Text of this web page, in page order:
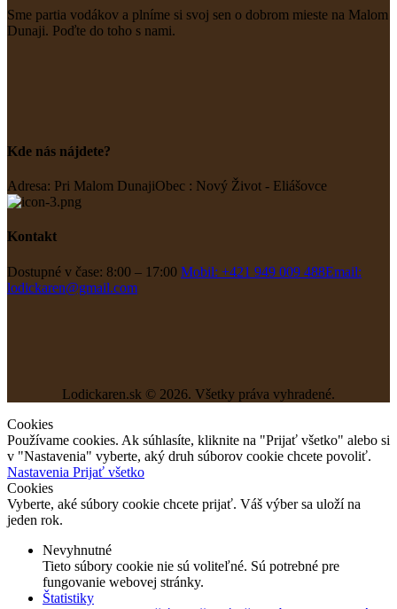
Sme partia vodákov a plníme si svoj sen o dobrom mieste na Malom
Dunaji. Poďte do toho s nami.
Kde nás nájdete?
Adresa: Pri Malom DunajiObec : Nový Život - Eliášovce
Kontakt
Dostupné v čase: 8:00 – 17:00 Mobil: +421 949 009 488Email:
lodickaren@gmail.com
Lodickaren.sk © 2026. Všetky práva vyhradené.
Cookies
Používame cookies. Ak súhlasíte, kliknite na "Prijať všetko" alebo si
v "Nastavenia" vyberte, aký druh súborov cookie chcete povoliť.
Nastavenia Prijať všetko
Cookies
Vyberte, aké súbory cookie chcete prijať. Váš výber sa uloží na
jeden rok.
Nevyhnutné
Tieto súbory cookie nie sú voliteľné. Sú potrebné pre
fungovanie webovej stránky.
Štatistiky